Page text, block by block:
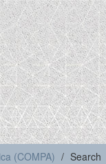
(COMPA) Search